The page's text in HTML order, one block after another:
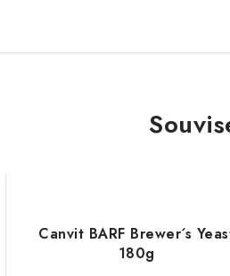
Canvit BARF Brewer´s
180g